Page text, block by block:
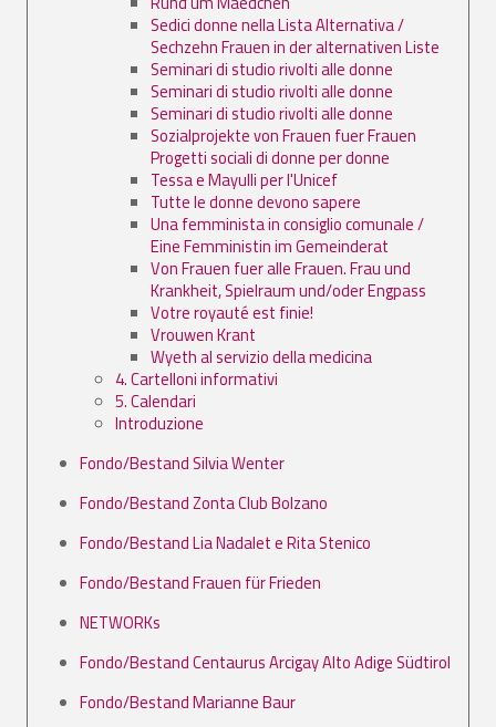
Sedici donne nella Lista Alternativa /
Sechzehn Frauen in der alternativen Liste
Seminari di studio rivolti alle donne
Seminari di studio rivolti alle donne
Seminari di studio rivolti alle donne
Sozialprojekte von Frauen fuer Frauen
Progetti sociali di donne per donne
Tessa e Mayulli per l'Unicef
Tutte le donne devono sapere
Una femminista in consiglio comunale /
Eine Femministin im Gemeinderat
Von Frauen fuer alle Frauen. Frau und
Krankheit, Spielraum und/oder Engpass
Votre royauté est finie!
Vrouwen Krant
Wyeth al servizio della medicina
4. Cartelloni informativi
5. Calendari
Introduzione
Fondo/Bestand Silvia Wenter
Fondo/Bestand Zonta Club Bolzano
Fondo/Bestand Lia Nadalet e Rita Stenico
Fondo/Bestand Frauen für Frieden
NETWORKs
Fondo/Bestand Centaurus Arcigay Alto Adige Südtirol
Fondo/Bestand Marianne Baur